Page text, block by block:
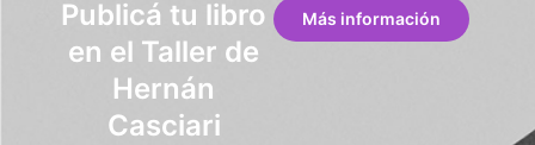
Publicá tu libro
en el Taller de
Hernán
Casciari
Más información